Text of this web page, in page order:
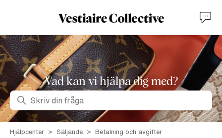
Vad kan vi hjälpa dig med?
Sök
Hjälpcenter Säljande Betalning och avgifter